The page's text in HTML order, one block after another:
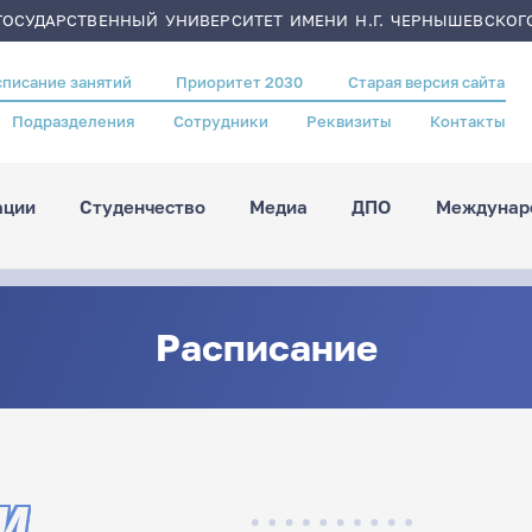
УНИВЕРСИТЕТ ИМЕНИ Н.Г.
занятий Приоритет 2030 Старая версия сайта
Подразделения Сотрудники Реквизиты Контакты
Студенчество Медиа ДПО
Расписание